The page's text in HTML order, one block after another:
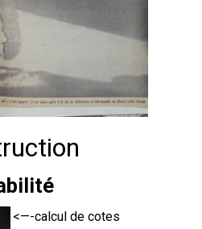
<—-calcul de cotes